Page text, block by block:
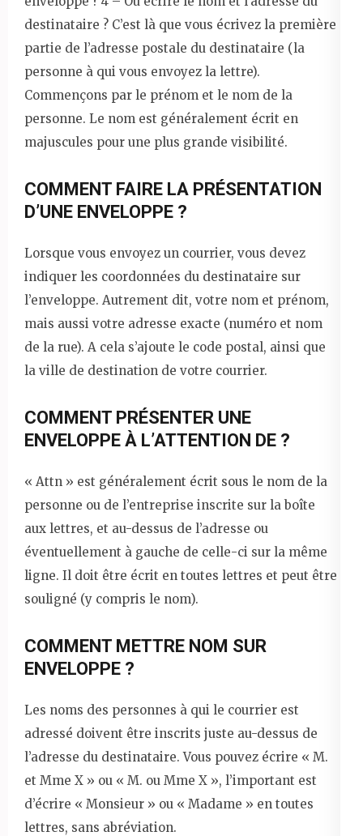
destinataire ? C’est là que vous écrivez la première
partie de l’adresse postale du destinataire (la
personne à qui vous envoyez la lettre).
Commençons par le prénom et le nom de la
personne. Le nom est généralement écrit en
majuscules pour une plus grande visibilité.
COMMENT FAIRE LA PRÉSENTATION
D’UNE ENVELOPPE ?
Lorsque vous envoyez un courrier, vous devez
indiquer les coordonnées du destinataire sur
l’enveloppe. Autrement dit, votre nom et prénom,
mais aussi votre adresse exacte (numéro et nom
de la rue). A cela s’ajoute le code postal, ainsi que
la ville de destination de votre courrier.
COMMENT PRÉSENTER UNE
ENVELOPPE À L’ATTENTION DE ?
« Attn » est généralement écrit sous le nom de la
personne ou de l’entreprise inscrite sur la boîte
aux lettres, et au-dessus de l’adresse ou
éventuellement à gauche de celle-ci sur la même
ligne. Il doit être écrit en toutes lettres et peut être
souligné (y compris le nom).
COMMENT METTRE NOM SUR
ENVELOPPE ?
Les noms des personnes à qui le courrier est
adressé doivent être inscrits juste au-dessus de
l’adresse du destinataire. Vous pouvez écrire « M.
et Mme X » ou « M. ou Mme X », l’important est
d’écrire « Monsieur » ou « Madame » en toutes
lettres, sans abréviation.